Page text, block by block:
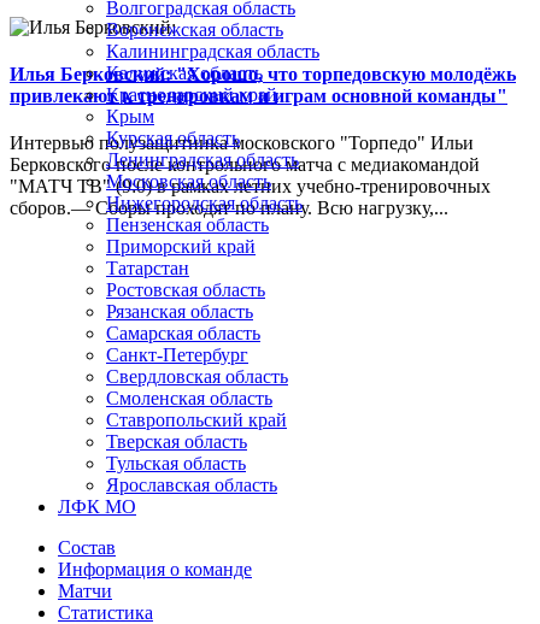
Илья Берковский: "Хорошо, что торпедовскую молодёжь
привлекают к тренировкам и играм основной команды"
Интервью полузащитника московского "Торпедо" Ильи
Берковского после контрольного матча с медиакомандой
"МАТЧ ТВ" (9:0) в рамках летних учебно-тренировочных
сборов.— Сборы проходят по плану. Всю нагрузку,...
Волгоградская область
Воронежская область
Калининградская область
Калужская область
Краснодарский край
Крым
Курская область
Ленинградская область
Московская область
Нижегородская область
Пензенская область
Приморский край
Татарстан
Ростовская область
Рязанская область
Самарская область
Санкт-Петербург
Свердловская область
Смоленская область
Ставропольский край
Тверская область
Тульская область
Ярославская область
ЛФК МО
Состав
Информация о команде
Матчи
Статистика